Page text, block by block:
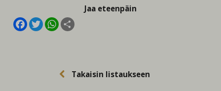
Takaisin listaukseen
Jaa eteenpäin
Facebook
TwitterWhatsApp